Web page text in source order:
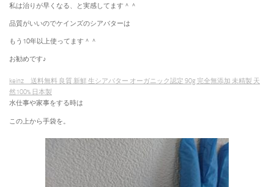
私は治りが早くなる、と実感してます＾＾
品質がいいのでケインズのシアバターは
もう10年以上使ってます＾＾
お勧めです♪
keinz 送料無料 良質 新鮮 生シアバター オーガニック認定 90g 完全無添加 未精製 天
然100% 日本製
水仕事や家事をする時は
この上から手袋を。